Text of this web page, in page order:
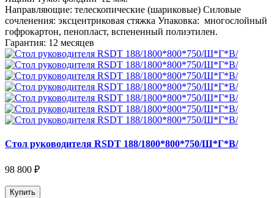
Направляющие: телескопические (шариковые) Силовые
сочленения: эксцентриковая стяжка Упаковка: многослойный
гофрокартон, пенопласт, вспененный полиэтилен.
Гарантия: 12 месяцев
Стол руководителя RSDT 188/1800*800*750/Ш*Г*В/
98 800 ₽
Купить